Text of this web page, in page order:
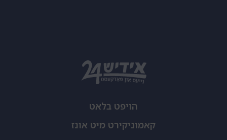
הויפט בלאט
קאמוניקירט מיט אונז